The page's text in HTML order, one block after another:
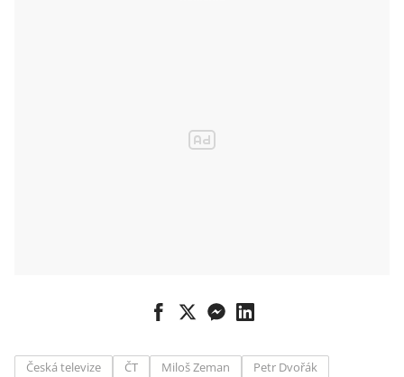
Česká televize ČT Miloš Zeman Petr Dvořák